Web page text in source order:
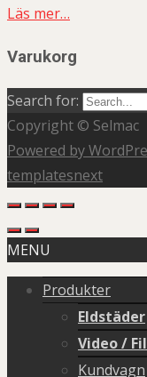
Läs mer…
Varukorg
Search for:
Copyright © Selmac
Powered by
templatesnext
MENU
Produkter
Eldstäder
Video /
Kundvagn